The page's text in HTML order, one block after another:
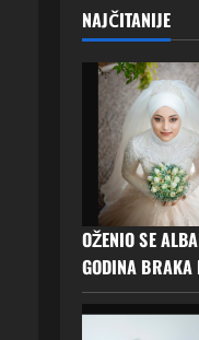
NAJČITANIJE
OŽENIO SE
GODINA